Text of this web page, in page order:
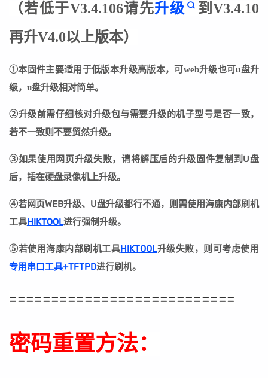
（若低于V3.4.106请先升级 到V3.4.10
再升V4.0以上版本）
①本固件主要适用于低版本升级高版本，可web升级也可u盘升
级，u盘升级相对简单。
②升级前需仔细核对升级包与需要升级的机子型号是否一致，
若不一致则不要贸然升级。
③如果使用网页升级失败，请将解压后的升级固件复制到U盘
后，插在硬盘录像机上升级。
④若网页WEB升级、U盘升级都行不通，则需使用海康内部刷机
工具HIKTOOL进行强制升级。
⑤若使用海康内部刷机工具HIKTOOL升级失败，则可考虑使用
专用串口工具+TFTPD进行刷机。
===========================
密码重置方法：